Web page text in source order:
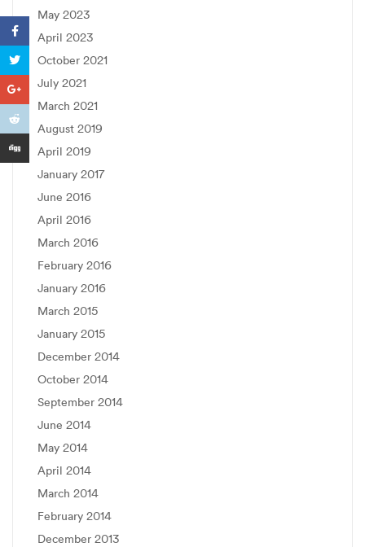
May 2023
April 2023
October 2021
July 2021
March 2021
August 2019
April 2019
January 2017
June 2016
April 2016
March 2016
February 2016
January 2016
March 2015
January 2015
December 2014
October 2014
September 2014
June 2014
May 2014
April 2014
March 2014
February 2014
December 2013